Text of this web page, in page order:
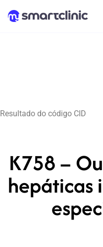
Resultado do código CID
K758 –
hepáticas